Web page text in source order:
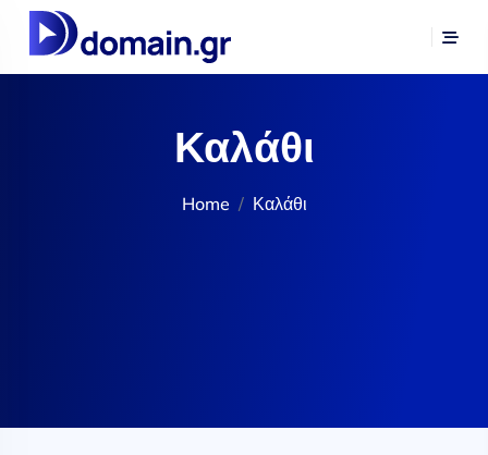
Καλάθι
Home Καλάθι